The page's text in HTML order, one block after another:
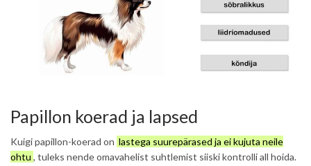
Papillon koerad ja lapsed
Kuigi papillon-koerad on lastega suurepärased ja ei kujuta neile
ohtu , tuleks nende omavahelist suhtlemist siiski kontrolli all hoida.